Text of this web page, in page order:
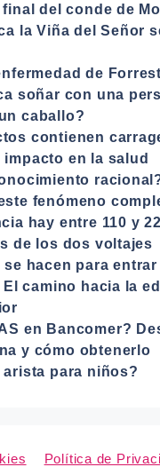
final del conde de
la Viña del Señor
de
soñar con una
caballo?
contienen
impacto en la salud
fenómeno
hay entre 110 y
de los dos voltajes
se hacen para entrar
camino hacia la
en Bancomer?
y cómo obtenerlo
arista para niños?
Política de